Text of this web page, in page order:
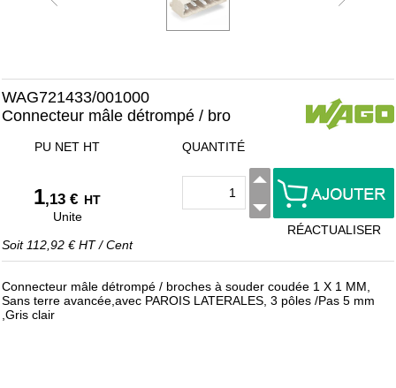
WAG721433/001000
Connecteur mâle détrompé / bro
PU NET HT
1,13 € HT
Unite
Soit 112,92 € HT/Cent
QUANTITÉ
RÉACTUALISER
Connecteur mâle détrompé / broches à souder coudée 1 X 1 MM,
Sans terre avancée,avec PAROIS LATERALES, 3 pôles /Pas 5 mm
,Gris clair